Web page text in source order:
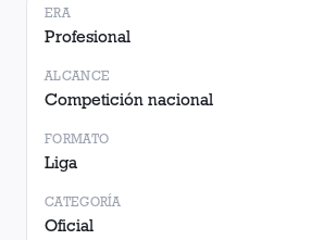
ERA
Profesional
ALCANCE
Competición nacional
FORMATO
Liga
CATEGORÍA
Oficial